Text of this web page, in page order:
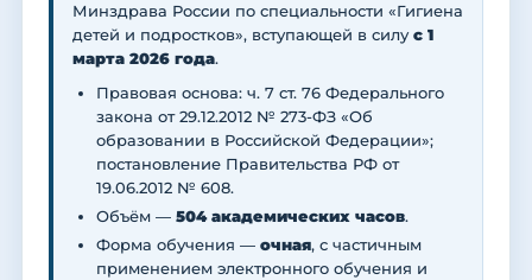
Минздрава России по специальности «Гигиена
детей и подростков», вступающей в силус 1
марта 2026 года.
Правовая основа: ч. 7 ст. 76 Федерального
закона от 29.12.2012 № 273-ФЗ «Об
образовании в Российской Федерации»;
постановление Правительства РФ от
19.06.2012 № 608.
Объём — 504 академических часов.
Форма обучения — очная, с частичным
применением электронного обучения и